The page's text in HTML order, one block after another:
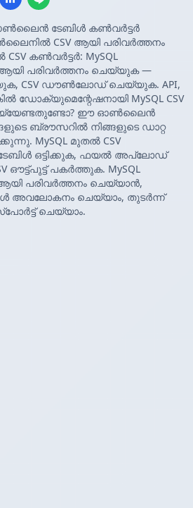
ടേബിൾ കൺവർട്ടർ
CSV ആയി പരിവർത്തനം
കൺവർട്ടർ: MySQL
പരിവർത്തനം ചെയ്യുക —
CSV ഡൗൺലോഡ് ചെയ്യുക. API,
ഡോക്യുമെന്റേഷനായി MySQL CSV
ഈ ഓൺലൈൻ
ബ്രൗസറിൽ നിങ്ങളുടെ ഡാറ്റ
MySQL മുതൽ CSV
ഒട്ടിക്കുക, ഫയൽ അപ്‌ലോഡ്
പകർത്തുക. MySQL
ആയി പരിവർത്തനം ചെയ്യാൻ,
അവലോകനം ചെയ്യാം, തുടർന്ന്
ചെയ്യാം.